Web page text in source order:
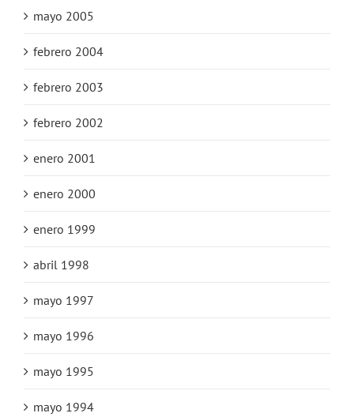
mayo 2005
febrero 2004
febrero 2003
febrero 2002
enero 2001
enero 2000
enero 1999
abril 1998
mayo 1997
mayo 1996
mayo 1995
mayo 1994